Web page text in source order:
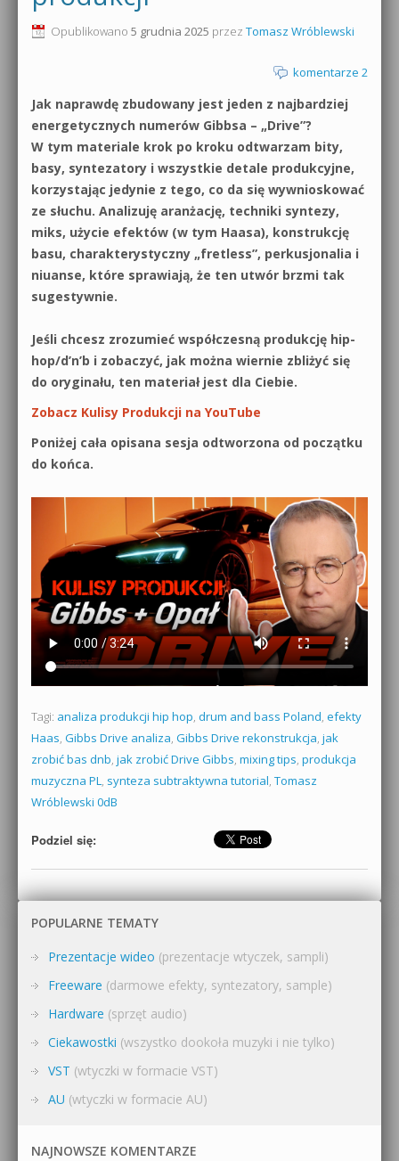
Produkcja muzyczna od podstaw
Sound Forge od podstaw
Dubstep z syntezatorem Massive
Kontakt 5 Kompendium
Pakiety
0dB.pl - informacje
Materiały dla mediów
Archiwum aktualności
Polityka prywatności
Regulamin
Działanie sklepu internetowego
Wyszukiwanie
Opublikowano 5 grudnia 2025 przez Tomasz Wróblewski
komentarze 2
Jak naprawdę zbudowany jest jeden z najbardziej
energetycznych numerów Gibbsa – „Drive”?
W tym materiale krok po kroku odtwarzam bity,
basy, syntezatory i wszystkie detale produkcyjne,
korzystając jedynie z tego, co da się wywnioskować
ze słuchu. Analizuję aranżację, techniki syntezy,
miks, użycie efektów (w tym Haasa), konstrukcję
basu, charakterystyczny „fretless”, perkusjonalia i
niuanse, które sprawiają, że ten utwór brzmi tak
sugestywnie.
Jeśli chcesz zrozumieć współczesną produkcję hip-
hop/d’n’b i zobaczyć, jak można wiernie zbliżyć się
do oryginału, ten materiał jest dla Ciebie.
Zobacz Kulisy Produkcji na YouTube
Poniżej cała opisana sesja odtworzona od początku
do końca.
Tagi: analiza produkcji hip hop, drum and bass Poland, efekty
Haas, Gibbs Drive analiza, Gibbs Drive rekonstrukcja, jak
zrobić bas dnb, jak zrobić Drive Gibbs, mixing tips, produkcja
muzyczna PL, synteza subtraktywna tutorial, Tomasz
Wróblewski 0dB
Podziel się:
POPULARNE TEMATY
Prezentacje wideo (prezentacje wtyczek, sampli)
Freeware (darmowe efekty, syntezatory, sample)
Hardware (sprzęt audio)
Ciekawostki (wszystko dookoła muzyki i nie tylko)
VST (wtyczki w formacie VST)
AU (wtyczki w formacie AU)
NAJNOWSZE KOMENTARZE